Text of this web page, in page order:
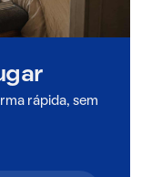
rápida, sem